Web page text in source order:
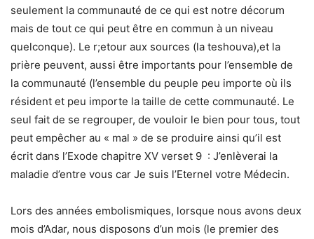
seulement la communauté de ce qui est notre décorum
mais de tout ce qui peut être en commun à un niveau
quelconque). Le r;etour aux sources (la teshouva),et la
prière peuvent, aussi être importants pour l’ensemble de
la communauté (l’ensemble du peuple peu importe où ils
résident et peu importe la taille de cette communauté. Le
seul fait de se regrouper, de vouloir le bien pour tous, tout
peut empêcher au « mal » de se produire ainsi qu’il est
écrit dans l’Exode chapitre XV verset 9 : J’enlèverai la
maladie d’entre vous car Je suis l’Eternel votre Médecin.
Lors des années embolismiques, lorsque nous avons deux
mois d’Adar, nous disposons d’un mois (le premier des